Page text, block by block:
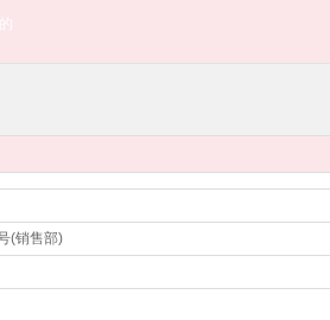
(销售部)